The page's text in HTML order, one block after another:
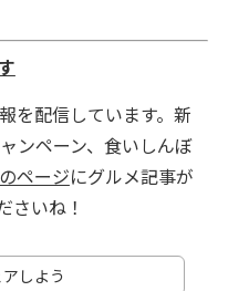
を配信しています。新
ンペーン、食いしんぼ
ページにグルメ記事が
さいね！
しよう